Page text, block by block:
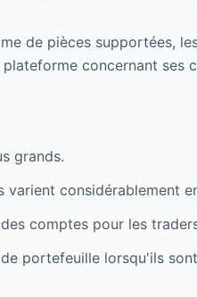
de pièces supportées,
concernant ses
grands.
considérablement
comptes pour les
portefeuille lorsqu'ils